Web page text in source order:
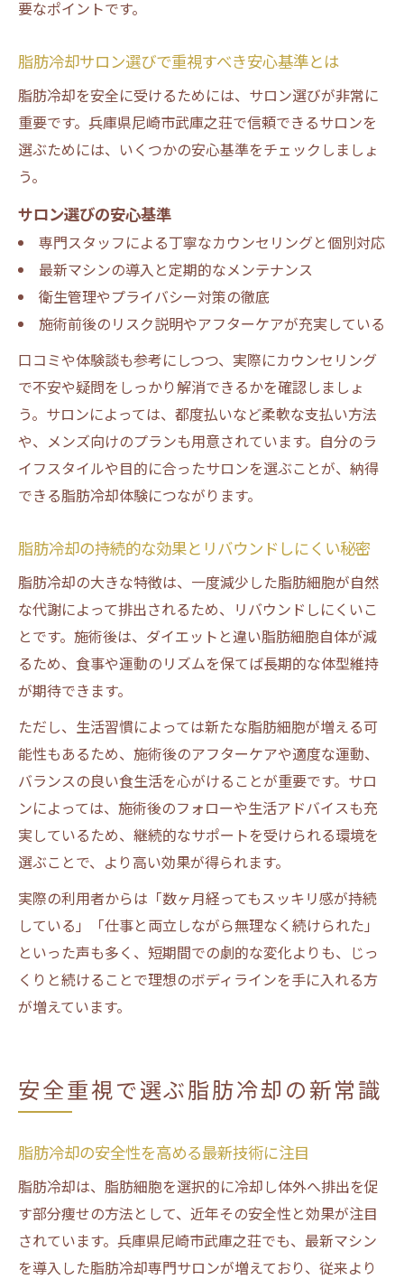
要なポイントです。
脂肪冷却サロン選びで重視すべき安心基準とは
脂肪冷却を安全に受けるためには、サロン選びが非常に
重要です。兵庫県尼崎市武庫之荘で信頼できるサロンを
選ぶためには、いくつかの安心基準をチェックしましょ
う。
サロン選びの安心基準
専門スタッフによる丁寧なカウンセリングと個別対応
最新マシンの導入と定期的なメンテナンス
衛生管理やプライバシー対策の徹底
施術前後のリスク説明やアフターケアが充実している
口コミや体験談も参考にしつつ、実際にカウンセリング
で不安や疑問をしっかり解消できるかを確認しましょ
う。サロンによっては、都度払いなど柔軟な支払い方法
や、メンズ向けのプランも用意されています。自分のラ
イフスタイルや目的に合ったサロンを選ぶことが、納得
できる脂肪冷却体験につながります。
脂肪冷却の持続的な効果とリバウンドしにくい秘密
脂肪冷却の大きな特徴は、一度減少した脂肪細胞が自然
な代謝によって排出されるため、リバウンドしにくいこ
とです。施術後は、ダイエットと違い脂肪細胞自体が減
るため、食事や運動のリズムを保てば長期的な体型維持
が期待できます。
ただし、生活習慣によっては新たな脂肪細胞が増える可
能性もあるため、施術後のアフターケアや適度な運動、
バランスの良い食生活を心がけることが重要です。サロ
ンによっては、施術後のフォローや生活アドバイスも充
実しているため、継続的なサポートを受けられる環境を
選ぶことで、より高い効果が得られます。
実際の利用者からは「数ヶ月経ってもスッキリ感が持続
している」「仕事と両立しながら無理なく続けられた」
といった声も多く、短期間での劇的な変化よりも、じっ
くりと続けることで理想のボディラインを手に入れる方
が増えています。
安全重視で選ぶ脂肪冷却の新常識
脂肪冷却の安全性を高める最新技術に注目
脂肪冷却は、脂肪細胞を選択的に冷却し体外へ排出を促
す部分痩せの方法として、近年その安全性と効果が注目
されています。兵庫県尼崎市武庫之荘でも、最新マシン
を導入した脂肪冷却専門サロンが増えており、従来より